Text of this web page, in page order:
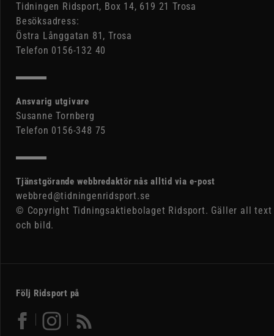
Tidningen Ridsport, Box 14, 619 21 Trosa
Besöksadress:
Östra Långgatan 81, Trosa
Telefon 0156-132 40
Ansvarig utgivare
Susanne Tornberg
Telefon 0156-348 75
Tjänstgörande webbredaktör nås alltid via e-post
webbred@tidningenridsport.se
© Copyright Tidningsaktiebolaget Ridsport. Gäller all text
och bild.
Följ Ridsport på